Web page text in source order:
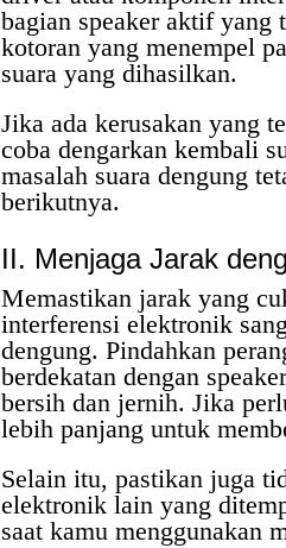
bagian speaker aktif yang
kotoran yang menempel
suara yang dihasilkan.
Jika ada kerusakan yang
coba dengarkan kembali
masalah suara dengung
berikutnya.
II. Menjaga Jarak
Memastikan jarak yang
interferensi elektronik
dengung. Pindahkan
berdekatan dengan
bersih dan jernih. Jika
lebih panjang untuk
Selain itu, pastikan juga
elektronik lain yang
saat kamu menggunakan